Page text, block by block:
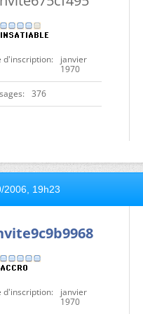
d'inscription
janvier
1970
376
2006, 19h23
d'inscription
janvier
1970